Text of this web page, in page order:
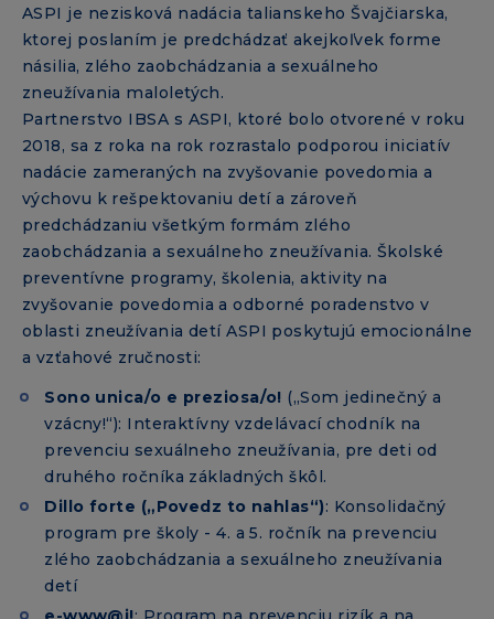
ASPI je nezisková nadácia talianskeho Švajčiarska,
ktorej poslaním je predchádzať akejkoľvek forme
násilia, zlého zaobchádzania a sexuálneho
zneužívania maloletých.
Partnerstvo IBSA s ASPI, ktoré bolo otvorené v roku
2018, sa z roka na rok rozrastalo podporou iniciatív
nadácie zameraných na zvyšovanie povedomia a
výchovu k rešpektovaniu detí a zároveň
predchádzaniu všetkým formám zlého
zaobchádzania a sexuálneho zneužívania. Školské
preventívne programy, školenia, aktivity na
zvyšovanie povedomia a odborné poradenstvo v
oblasti zneužívania detí ASPI poskytujú emocionálne
a vzťahové zručnosti:
Sono unica/o e preziosa/o! („Som jedinečný a
vzácny!“): Interaktívny vzdelávací chodník na
prevenciu sexuálneho zneužívania, pre deti od
druhého ročníka základných škôl.
Dillo forte („Povedz to nahlas“): Konsolidačný
program pre školy - 4. a 5. ročník na prevenciu
zlého zaobchádzania a sexuálneho zneužívania
detí